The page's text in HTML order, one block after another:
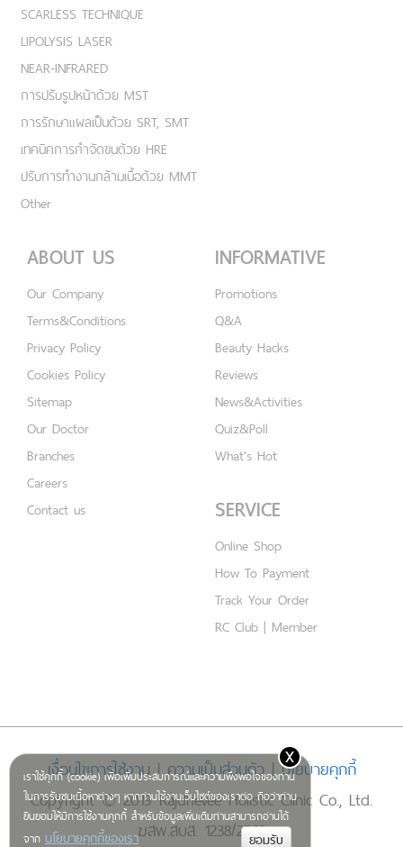
เราใช้คุกกี้ (cookie) เพื่อเพิ่มประสบการณ์และความพึงพอใจของท่าน
ในการรับชมเนื้อหาต่างๆ หากท่านใช้งานเว็บไซต์ของเราต่อ ถือว่าท่าน
ยินยอมให้มีการใช้งานคุกกี้ สำหรับข้อมูลเพิ่มเติมท่านสามารถอ่านได้
จาก นโยบายคุกกี้ของเรา
x
SCARLESS TECHNIQUE
LIPOLYSIS LASER
NEAR-INFRARED
การปรับรูปหน้าด้วย MST
การรักษาแผลเป็นด้วย SRT, SMT
เทคนิคการกำจัดขนด้วย HRE
ปรับการทำงานกล้ามเนื้อด้วย MMT
Other
ABOUT US
Our Company
Terms&Conditions
Privacy Policy
Cookies Policy
Sitemap
Our Doctor
Branches
Careers
Contact us
INFORMATIVE
Promotions
Q&A
Beauty Hacks
Reviews
News&Activities
Quiz&Poll
What's Hot
SERVICE
Online Shop
How To Payment
Track Your Order
RC Club | Member
เงื่อนไขการใช้งาน|ความเป็นส่วนตัว|นโยบายคุกกี้
Copyright © 2019 Rajdhevee Holistic Clinic Co., Ltd.
ฆสพ.สบส. 1238/2562